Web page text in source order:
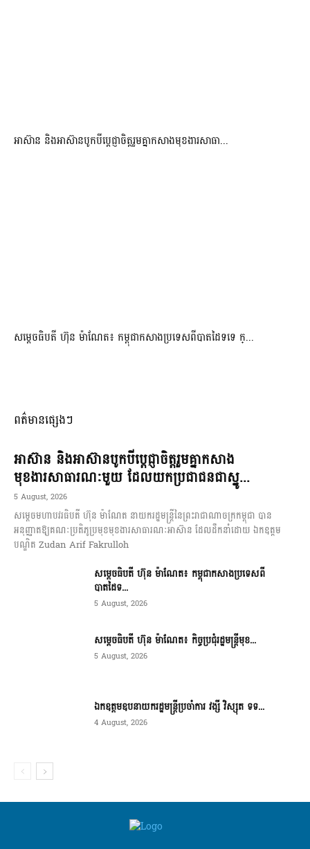
អាស៊ាន និងអាស៊ានបូកបីប្តេជ្ញាចិត្តរួមគ្នាកសាងមុខងារសាធា...
សម្ដេចធិបតី ហ៊ុន ម៉ាណែត៖ កម្ពុជាកសាងប្រទេសពីបាតដៃទទេ ក្...
ពត៌មានផ្សេងៗ
អាស៊ាន និងអាស៊ានបូកបីប្តេជ្ញាចិត្តរួមគ្នាកសាង
មុខងារសាធារណៈមួយ ដែលយកប្រជាជនជាស្នូ...
5 August, 2026
សម្តេចមហាបវរធិបតី ហ៊ុន ម៉ាណែត នាយករដ្ឋមន្ត្រីនៃព្រះរាជាណាចក្រកម្ពុជា បាន
អនុញ្ញាតឱ្យគណៈប្រតិភូប្រមុខមុខងារសាធារណៈអាស៊ាន ដែលដឹកនាំដោយ ឯកឧត្តម
បណ្ឌិត Zudan Arif Fakrulloh
សម្ដេចធិបតី ហ៊ុន ម៉ាណែត៖ កម្ពុជាកសាងប្រទេសពី
បាតដៃទ...
5 August, 2026
សម្ដេចធិបតី ហ៊ុន ម៉ាណែត៖ កិច្ចប្រជុំរដ្ឋមន្ត្រីមុខ...
5 August, 2026
ឯកឧត្តមឧបនាយករដ្ឋមន្ត្រីប្រចាំការ វង្សី វិស្សុត ទទ...
4 August, 2026